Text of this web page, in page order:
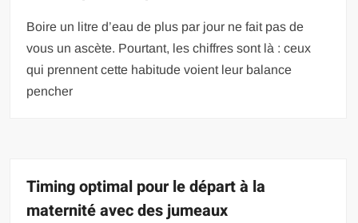
Boire un litre d’eau de plus par jour ne fait pas de
vous un ascète. Pourtant, les chiffres sont là : ceux
qui prennent cette habitude voient leur balance
pencher
Timing optimal pour le départ à la
maternité avec des jumeaux